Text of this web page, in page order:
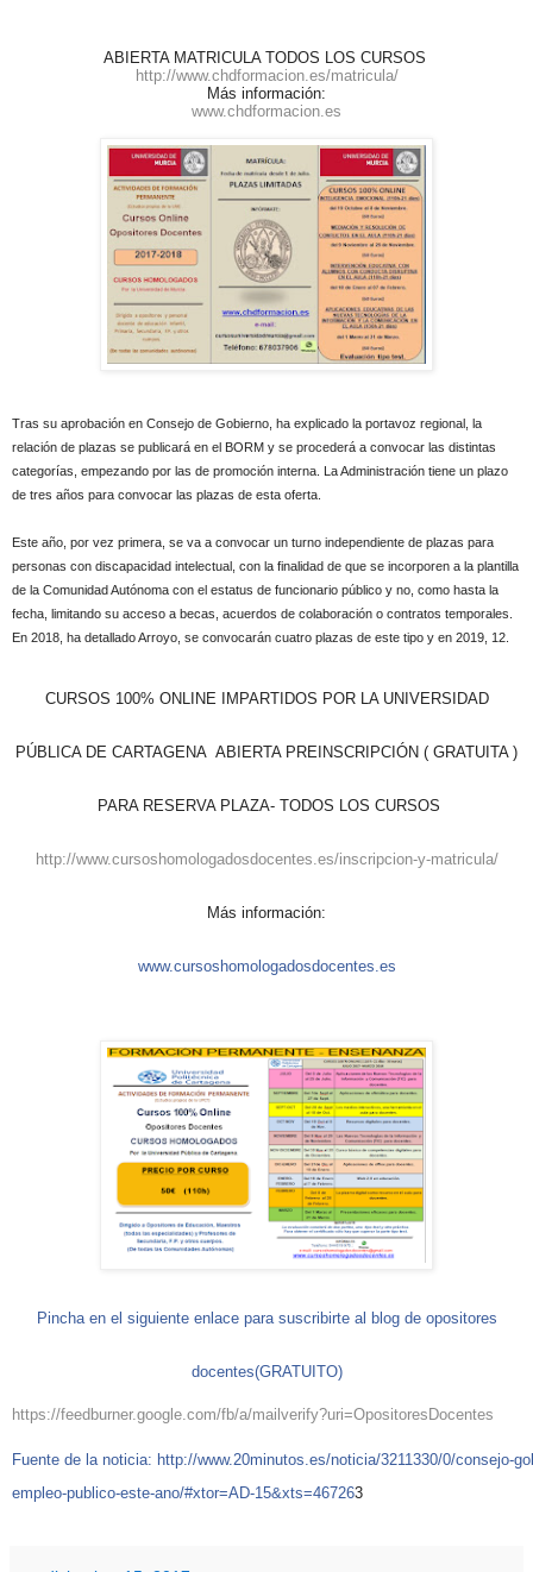
ABIERTA MATRICULA TODOS LOS CURSOS
http://www.chdformacion.es/matricula/
Más información:
www.chdformacion.es
Tras su aprobación en Consejo de Gobierno, ha explicado la portavoz regional, la
relación de plazas se publicará en el BORM y se procederá a convocar las distintas
categorías, empezando por las de promoción interna. La Administración tiene un plazo
de tres años para convocar las plazas de esta oferta.
Este año, por vez primera, se va a convocar un turno independiente de plazas para
personas con discapacidad intelectual, con la finalidad de que se incorporen a la plantilla
de la Comunidad Autónoma con el estatus de funcionario público y no, como hasta la
fecha, limitando su acceso a becas, acuerdos de colaboración o contratos temporales.
En 2018, ha detallado Arroyo, se convocarán cuatro plazas de este tipo y en 2019, 12.
CURSOS 100% ONLINE IMPARTIDOS POR LA UNIVERSIDAD
PÚBLICA DE CARTAGENA ABIERTA PREINSCRIPCIÓN ( GRATUITA )
PARA RESERVA PLAZA- TODOS LOS CURSOS
http://www.cursoshomologadosdocentes.es/inscripcion-y-matricula/
Más información:
www.cursoshomologadosdocentes.es
Pincha en el siguiente enlace para suscribirte al blog de opositores
docentes(GRATUITO)
https://feedburner.google.com/fb/a/mailverify?uri=OpositoresDocentes
Fuente de la noticia: http://www.20minutos.es/noticia/3211330/0/consejo-
empleo-publico-este-ano/#xtor=AD-15&xts=467263